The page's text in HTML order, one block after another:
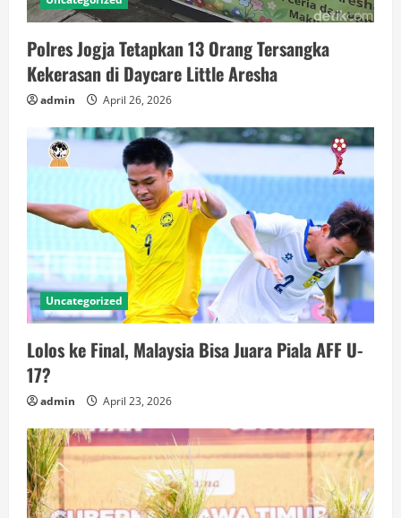
Polres Jogja Tetapkan 13 Orang Tersangka
Kekerasan di Daycare Little Aresha
admin April 26, 2026
Uncategorized
Lolos ke Final, Malaysia Bisa Juara Piala AFF U-
17?
admin April 23, 2026